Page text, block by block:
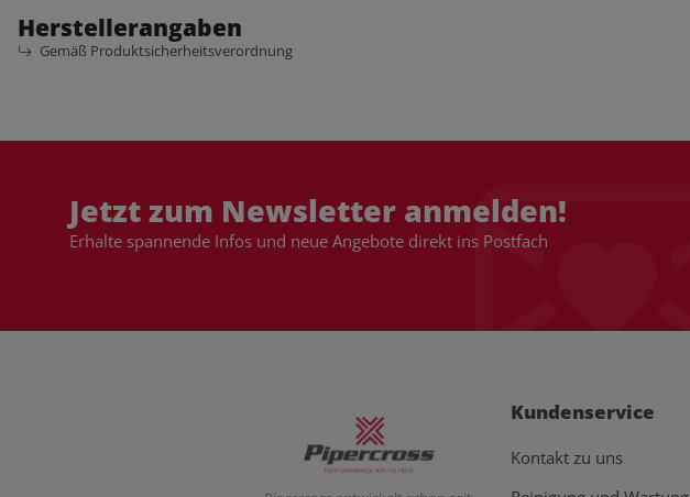
Herstellerangaben
Gemäß Produktsicherheitsverordnung
Jetzt zum Newsletter anmelden!
Erhalte spannende Infos und neue Angebote direkt ins Postfach
Kundenservice
Kontakt zu uns